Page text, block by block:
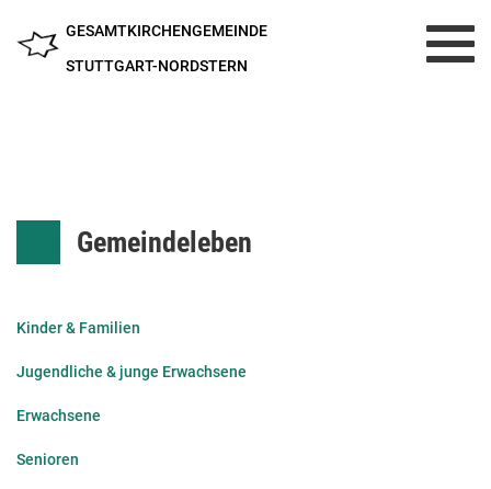
GESAMTKIRCHENGEMEINDE
STUTTGART-NORDSTERN
Gemeindeleben
Kinder & Familien
Jugendliche & junge Erwachsene
Erwachsene
Senioren